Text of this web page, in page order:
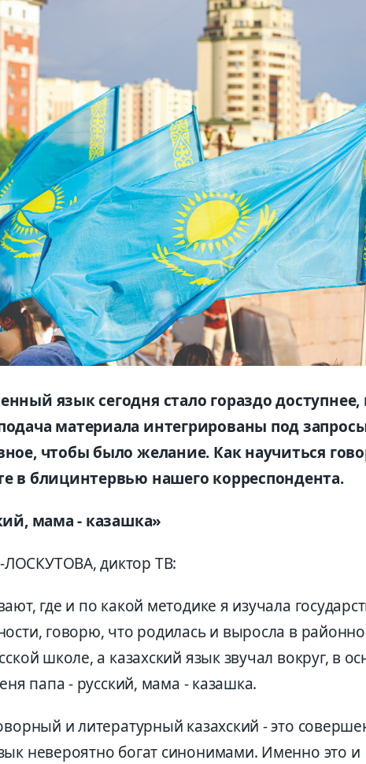
язык сегодня стало гораздо доступнее,
материала интегрированы под
чтобы было желание. Как научиться
в блицинтервью нашего корреспондента.
мама - казашка»
диктор ТВ:
где и по какой методике я изу­чала
говорю, что родилась и выросла в
школе, а казахский язык звучал вокруг, в
папа - русский, мама - казашка.
и литературный казахский - это
невероятно богат синонимами. Именно это и